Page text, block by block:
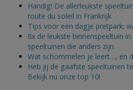
Handig! De allerleukste
route du soleil in Frankrijk
Tips voor een dagje pretpark;
8x de leukste binnenspeeltuin
speeltuinen die anders zijn.
Wat schommelen je leert…, en
Heb jij de gaafste speeltuinen
Bekijk nu onze top 10!